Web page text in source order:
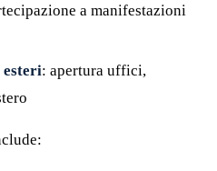
a manifestazioni
esteri: apertura uffici,